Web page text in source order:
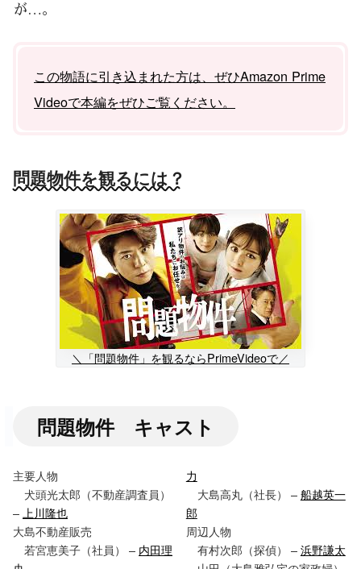
が…。
この物語に引き込まれた方は、ぜひAmazon Prime
Videoで本編をぜひご覧ください。
問題物件を観るには？
＼「問題物件」を観るならPrimeVideoで／
問題物件 キャスト
主要人物
犬頭光太郎（不動産調査員）
– 上川隆也
大島不動産販売
若宮恵美子（社員） – 内田理
力
大島高丸（社長） –船越英一
郎
周辺人物
有村次郎（探偵） –浜野謙太